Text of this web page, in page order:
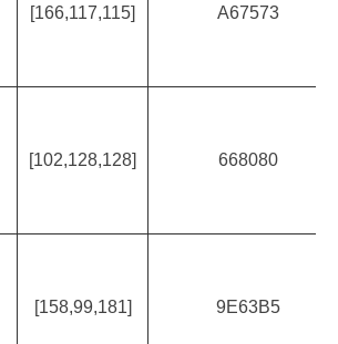
[166,117,115] A67573
[102,128,128] 668080
[158,99,181] 9E63B5